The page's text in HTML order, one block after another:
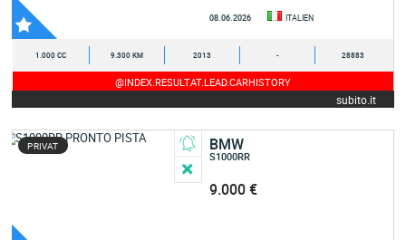
08.06.2026 ITALIEN
1.000 CC 9.300 KM 2013 - 28883
@INDEX.RESULTAT.LEAD.CARHISTORY
subito.it
PRIVAT BMW
S1000RR
9.000 €